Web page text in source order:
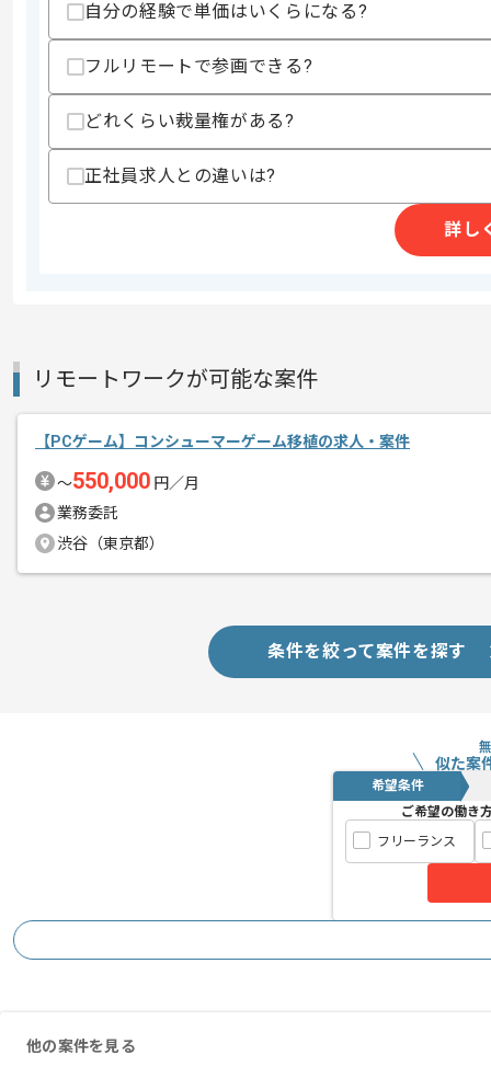
精算・お支払い
支払いサイト
その他募集要項
2020/08/01
これまでの経験を生かしていきたい方
自分の経験で単価はいくらになる?
フルリモートで参画できる?
どれくらい裁量権がある?
正社員求人との違いは?
詳し
リモートワークが可能な案件
【PCゲーム】コンシューマーゲーム移植の求人・案件
〜550,000 円／月
業務委託
渋谷（東京都）
条件を絞って案件を探す
似た案
希望条件
ご希望の働き
フリーランス
他の案件を見る